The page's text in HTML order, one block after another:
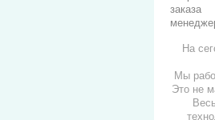
На
Мы
Это не